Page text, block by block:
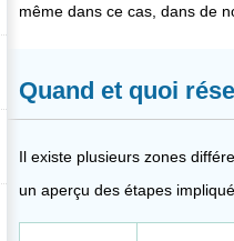
même dans ce cas, dans de
Quand et quoi
Il existe plusieurs zones
un aperçu des étapes